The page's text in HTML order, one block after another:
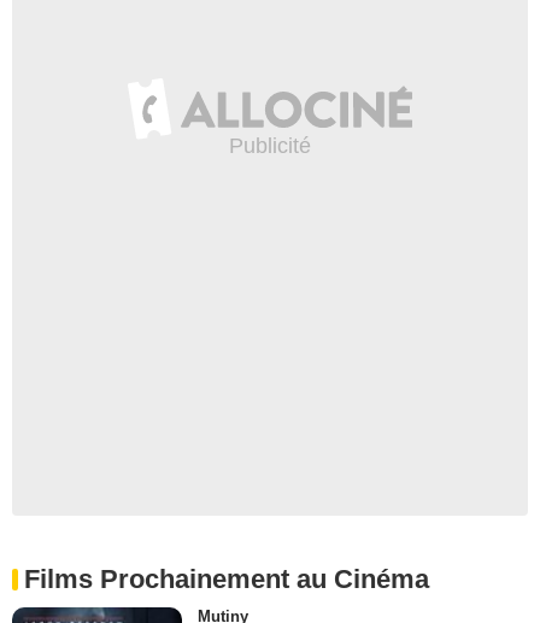
Films Prochainement au Cinéma
Mutiny